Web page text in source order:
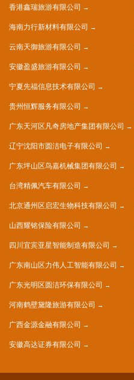
香港鑫瑞旅游有限公司
海南力行新材料有限公司
云南天御旅游有限公司
安徽盈盛旅游有限公司
宁夏先福信息技术有限公司
贵州恒辉服务有限公司
广东天河区凡奇房地产集团有限公司
辽宁沈阳市圆洁电子有限公司
广东坪山区鸟嘉机械集团有限公司
台湾精佩汽车有限公司
北京通州区启宏生物科技有限公司
山西耀铭保险有限公司
四川宜宾亚星智能制造有限公司
广东南山区力伟人工智能有限公司
广东光明区圆洁环保有限公司
河南鹤壁黛隆旅游有限公司
广西金源金融有限公司
安徽高达证券有限公司